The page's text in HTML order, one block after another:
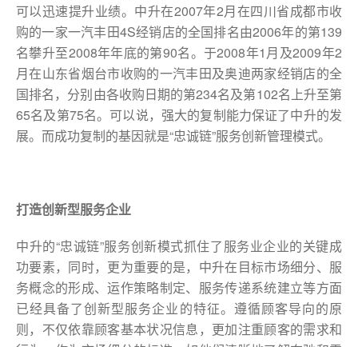
可以迅速提升业绩。中升在2007年2月在四川省成都市收
购的一家一汽丰田4S经销店的全国排名由2006年的第139
名攀升至2008年年底的第90名。于2008年1月及2009年2
月在山东省烟台市收购的一汽丰田及奥迪两家经销店的全
国排名，分别由各收购日期的第234名及第102名上升至第
65名及第75名。可以说，强大的复制能力保证了中升的发
展。而成功复制的基因就是“忠诚链”服务创新管理模式。
打造创新型服务企业
中升的“忠诚链”服务创新模式抓住了服务业企业的关键成
功要素，同时，更为重要的是，中升在目标市场细分、服
务概念的形成、运作策略制定、服务传递系统建立等方面
已经具备了创新型服务企业的特征。遵循顾客导向的原
则，不仅依靠顾客基本状况信息，更加注重顾客的需求和